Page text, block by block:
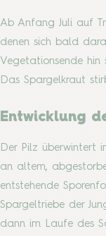
Ab Anfang Juli auf
denen sich bald
Vegetationsende hin
Das Spargelkraut
Entwicklung
Der Pilz überwintert
an altem,
entstehende
Spargeltriebe der
dann im Laufe des